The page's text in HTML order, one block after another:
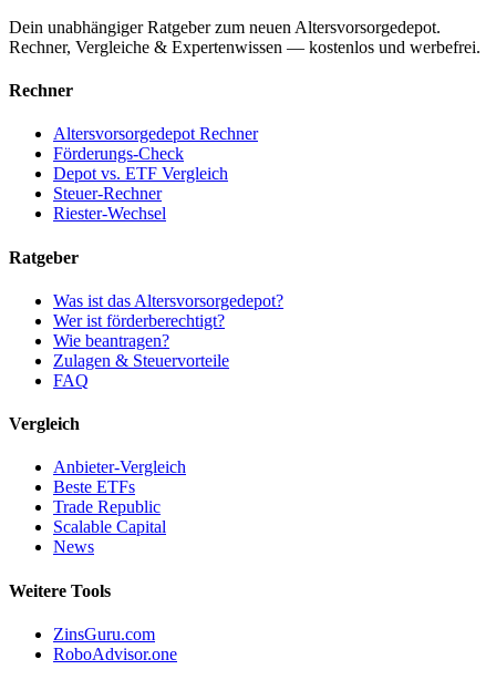
Dein unabhängiger Ratgeber zum neuen Altersvorsorgedepot.
Rechner, Vergleiche & Expertenwissen — kostenlos und werbefrei.
Rechner
Altersvorsorgedepot Rechner
Förderungs-Check
Depot vs. ETF Vergleich
Steuer-Rechner
Riester-Wechsel
Ratgeber
Was ist das Altersvorsorgedepot?
Wer ist förderberechtigt?
Wie beantragen?
Zulagen & Steuervorteile
FAQ
Vergleich
Anbieter-Vergleich
Beste ETFs
Trade Republic
Scalable Capital
News
Weitere Tools
ZinsGuru.com
RoboAdvisor.one